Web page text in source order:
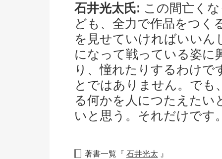
石井光太氏: この間亡く
ども、全力で作品をつく
を見せていければいいん
になって戦っている姿に
り、憧れたりするわけで
とではありません。で
る何かを人につたえたい
いと思う。それだけです
著書一覧『 石井光太 』